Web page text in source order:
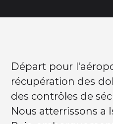
Départ pour
récupération des
des contrôles de
Nous atterrissons a